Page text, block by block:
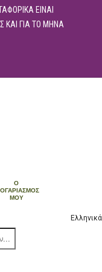
ΕΙΝΑΙ
ΚΑΙ ΓΙΑ ΤΟ ΜΗΝΑ
Ο
ΜΟΥ
Ελληνικά